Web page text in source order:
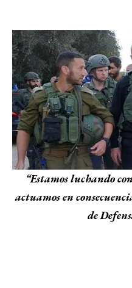
“Estamos luchando
actuamos en
de